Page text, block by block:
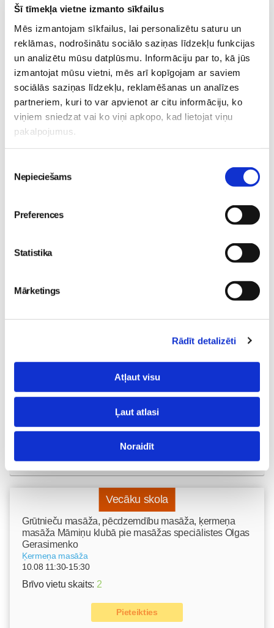
Šī tīmekļa vietne izmanto sīkfailus
Mēs izmantojam sīkfailus, lai personalizētu saturu un
reklāmas, nodrošinātu sociālo saziņas līdzekļu funkcijas
un analizētu mūsu datplūsmu. Informāciju par to, kā jūs
izmantojat mūsu vietni, mēs arī kopīgojam ar saviem
sociālās saziņas līdzekļu, reklamēšanas un analīzes
partneriem, kuri to var apvienot ar citu informāciju, ko
viņiem sniedzat vai ko viņi apkopo, kad lietojat viņu
pakalpojumus.
izvēle
Nepieciešams
Preferences
Statistika
Mārketings
Rādīt detalizēti
Atļaut visu
Ļaut atlasi
Noraidīt
Bērnu slimnīcas
Neonatoloģijas klīnika jau
30 gadus nodrošina
līderību jaundzimušo
29. May 13:06
Drošība, par kuru daudzi
nezina: bezmaksas
apdrošināšana zīdaiņiem
Fizioterapeita konsultācija
Vecāku skola
Grūtnieču masāža, pēcdzemdību masāža, ķermeņa
masāža Māmiņu klubā pie masāžas speciālistes Olgas
Gerasimenko
Ķermeņa masāža
10.08 11:30-15:30
Brīvo vietu skaits: 2
Pieteikties